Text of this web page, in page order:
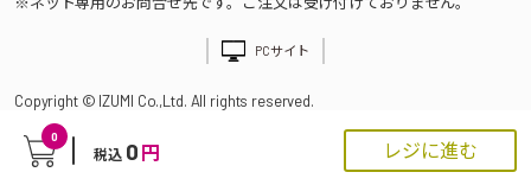
0
税込 0 円 レジに進む
PCサイト
Copyright © IZUMI Co.,Ltd. All rights reserved.